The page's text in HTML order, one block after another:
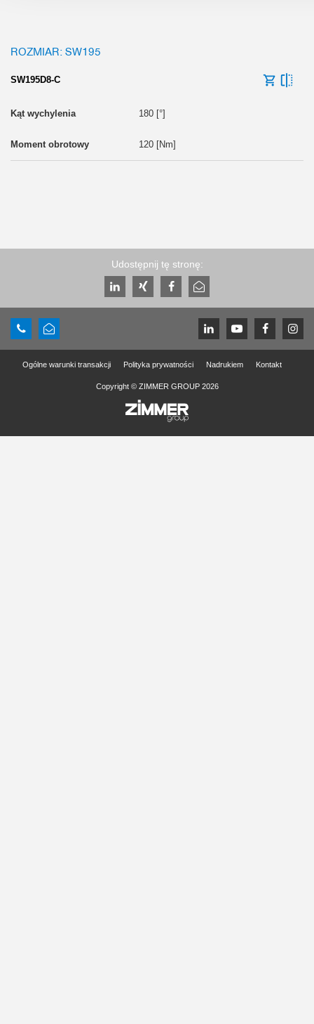
ROZMIAR: SW195
SW195D8-C
180 [°]
120 [Nm]
Udostępnij tę stronę:
Ogólne warunki transakcji Polityka prywatności Nadrukiem Kontakt
Copyright © ZIMMER GROUP 2026